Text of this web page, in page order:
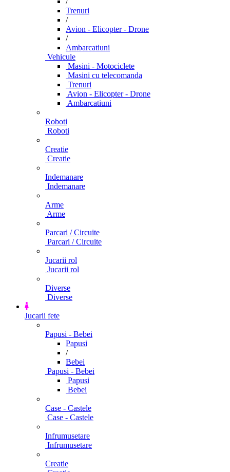
Trenuri
/
Avion - Elicopter - Drone
/
Ambarcatiuni
Vehicule
Masini - Motociclete
Masini cu telecomanda
Trenuri
Avion - Elicopter - Drone
Ambarcatiuni
Roboti
Roboti
Creatie
Creatie
Indemanare
Indemanare
Arme
Arme
Parcari / Circuite
Parcari / Circuite
Jucarii rol
Jucarii rol
Diverse
Diverse
Jucarii fete
Papusi - Bebei
Papusi
/
Bebei
Papusi - Bebei
Papusi
Bebei
Case - Castele
Case - Castele
Infrumusetare
Infrumusetare
Creatie